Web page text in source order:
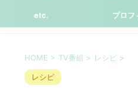
etc. プロフ
HOME > TV番組 > レシピ >
レシピ